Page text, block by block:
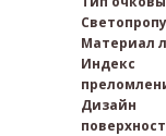
Материал
Индекс
Дизайн